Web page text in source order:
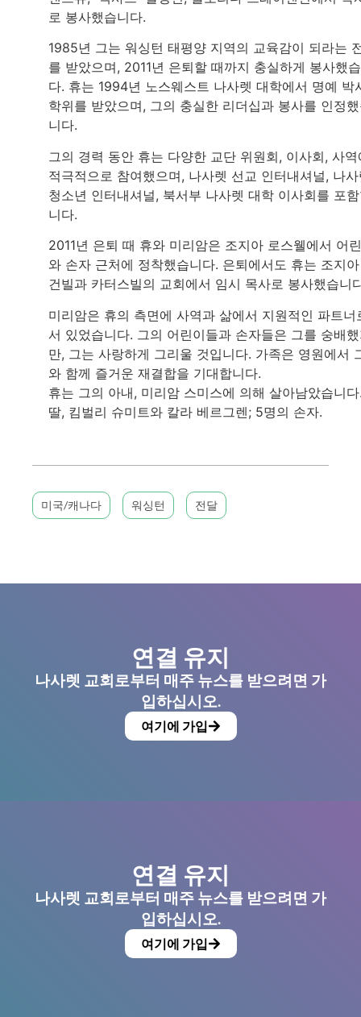
로 봉사했습니다.
1985년 그는 워싱턴 태평양 지역의 교육감이 되라는
를 받았으며, 2011년 은퇴할 때까지 충실하게 봉사했
다. 휴는 1994년 노스웨스트 나사렛 대학에서 명예 박
학위를 받았으며, 그의 충실한 리더십과 봉사를 인정
니다.
그의 경력 동안 휴는 다양한 교단 위원회, 이사회, 사역
적극적으로 참여했으며, 나사렛 선교 인터내셔널, 나
청소년 인터내셔널, 북서부 나사렛 대학 이사회를 포
니다.
2011년 은퇴 때 휴와 미리암은 조지아 로스웰에서 어
와 손자 근처에 정착했습니다. 은퇴에서도 휴는 조지
건빌과 카터스빌의 교회에서 임시 목사로 봉사했습니
미리암은 휴의 측면에 사역과 삶에서 지원적인 파트너
서 있었습니다. 그의 어린이들과 손자들은 그를 숭배
만, 그는 사랑하게 그리울 것입니다. 가족은 영원에서
와 함께 즐거운 재결합을 기대합니다.
휴는 그의 아내, 미리암 스미스에 의해 살아남았습니
딸, 킴벌리 슈미트와 칼라 베르그렌; 5명의 손자.
미국/캐나다 워싱턴 전달
연결 유지
나사렛 교회로부터 매주 뉴스를 받으려면 가
입하십시오.
여기에 가입
연결 유지
나사렛 교회로부터 매주 뉴스를 받으려면 가
입하십시오.
여기에 가입